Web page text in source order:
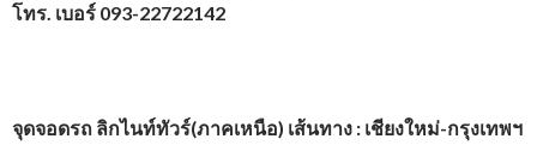
โทร. เบอร์ 093-22722142
จุดจอดรถ ลิกไนท์ทัวร์(ภาคเหนือ) เส้นทาง : เชียงใหม่-กรุงเทพฯ